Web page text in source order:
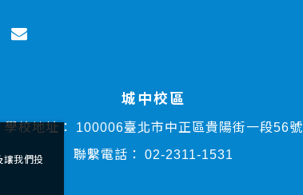
城中校區
學校地址：
100006臺北市中正區貴陽街一段56號
聯繫電話：
02-2311-1531
讓我們投